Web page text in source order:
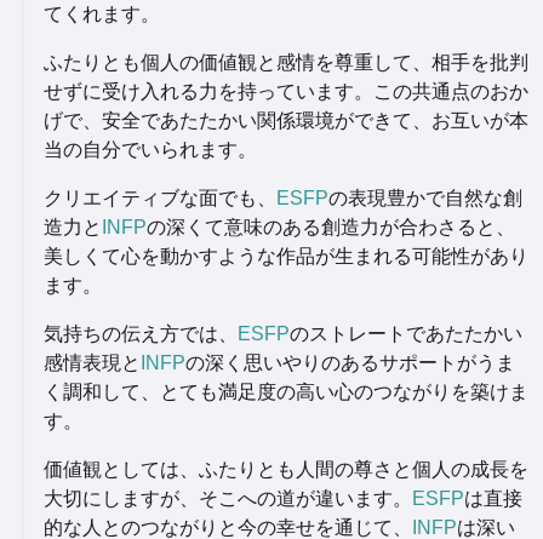
てくれます。
ふたりとも個人の価値観と感情を尊重して、相手を批判
せずに受け入れる力を持っています。この共通点のおか
げで、安全であたたかい関係環境ができて、お互いが本
当の自分でいられます。
クリエイティブな面でも、 ESFPの表現豊かで自然な創
造力と INFPの深くて意味のある創造力が合わさると、
美しくて心を動かすような作品が生まれる可能性があり
ます。
気持ちの伝え方では、 ESFPのストレートであたたかい
感情表現と INFPの深く思いやりのあるサポートがうま
く調和して、とても満足度の高い心のつながりを築けま
す。
価値観としては、ふたりとも人間の尊さと個人の成長を
大切にしますが、そこへの道が違います。
ESFPは直接
的な人とのつながりと今の幸せを通じて、
INFPは深い